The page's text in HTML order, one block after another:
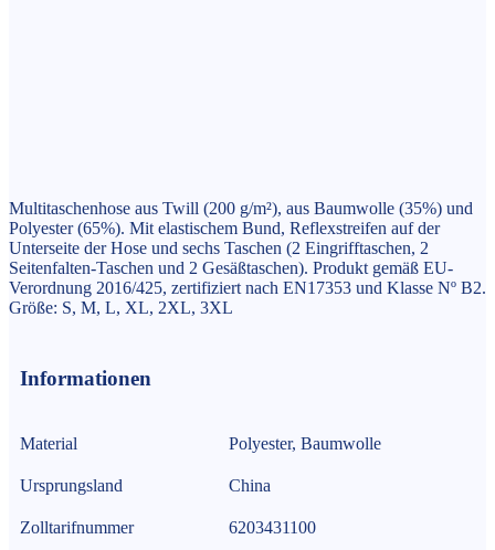
Multitaschenhose aus Twill (200 g/m²), aus Baumwolle (35%) und
Polyester (65%). Mit elastischem Bund, Reflexstreifen auf der
Unterseite der Hose und sechs Taschen (2 Eingrifftaschen, 2
Seitenfalten-Taschen und 2 Gesäßtaschen). Produkt gemäß EU-
Verordnung 2016/425, zertifiziert nach EN17353 und Klasse Nº B2.
Größe: S, M, L, XL, 2XL, 3XL
Informationen
Material Polyester, Baumwolle
Ursprungsland China
Zolltarifnummer 6203431100